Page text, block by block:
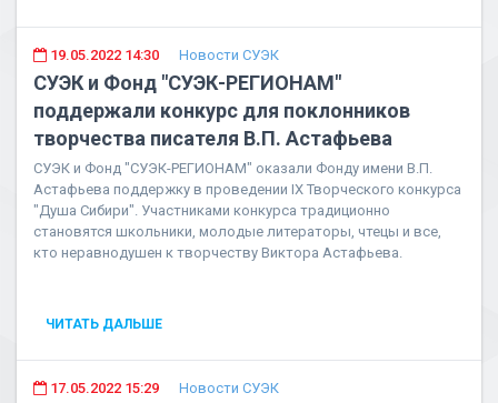
19.05.2022 14:30 Новости СУЭК
СУЭК и Фонд "СУЭК-РЕГИОНАМ"
поддержали конкурс для поклонников
творчества писателя В.П. Астафьева
СУЭК и Фонд "СУЭК-РЕГИОНАМ" оказали Фонду имени В.П.
Астафьева поддержку в проведении IX Творческого конкурса
"Душа Сибири". Участниками конкурса традиционно
становятся школьники, молодые литераторы, чтецы и все,
кто неравнодушен к творчеству Виктора Астафьева.
ЧИТАТЬ ДАЛЬШЕ
17.05.2022 15:29 Новости СУЭК